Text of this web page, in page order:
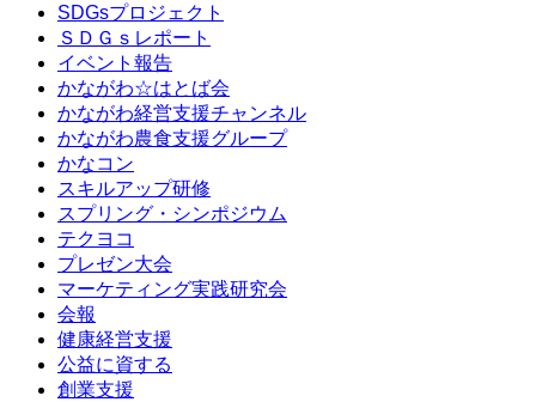
SDGsプロジェクト
ＳＤＧｓレポート
イベント報告
かながわ☆はとば会
かながわ経営支援チャンネル
かながわ農食支援グループ
かなコン
スキルアップ研修
スプリング・シンポジウム
テクヨコ
プレゼン大会
マーケティング実践研究会
会報
健康経営支援
公益に資する
創業支援